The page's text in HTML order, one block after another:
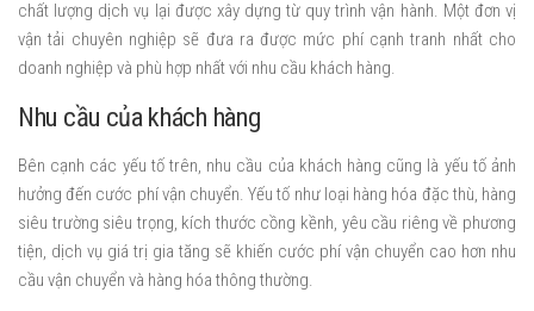
chất lượng dịch vụ lại được xây dựng từ quy trình vận hành. Một đơn vị
vận tải chuyên nghiệp sẽ đưa ra được mức phí cạnh tranh nhất cho
doanh nghiệp và phù hợp nhất với nhu cầu khách hàng.
Nhu cầu của khách hàng
Bên cạnh các yếu tố trên, nhu cầu của khách hàng cũng là yếu tố ảnh
hưởng đến cước phí vận chuyển. Yếu tố như loại hàng hóa đặc thù, hàng
siêu trường siêu trọng, kích thước cồng kềnh, yêu cầu riêng về phương
tiện, dịch vụ giá trị gia tăng sẽ khiến cước phí vận chuyển cao hơn nhu
cầu vận chuyển và hàng hóa thông thường.